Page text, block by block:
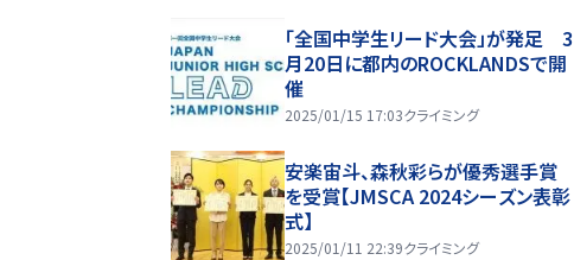
「全国中学生リード大会」が発足 3
月20日に都内のROCKLANDSで開
催
2025/01/15 17:03クライミング
安楽宙斗、森秋彩らが優秀選手賞
を受賞【JMSCA 2024シーズン表彰
式】
2025/01/11 22:39クライミング